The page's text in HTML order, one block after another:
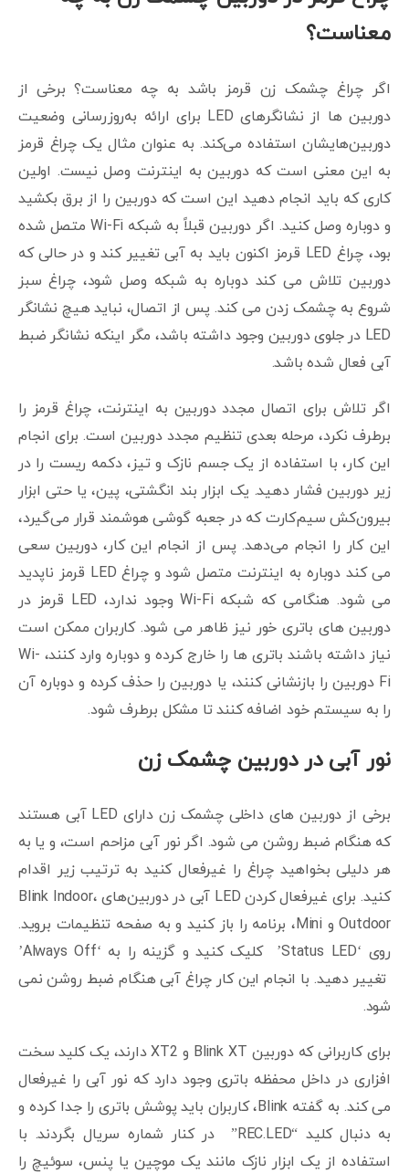
معناست؟
اگر چراغ چشمک زن قرمز باشد به چه معناست؟ برخی از
دوربین ها از نشانگرهای LED برای ارائه به‌روزرسانی وضعیت
دوربین‌هایشان استفاده می‌کند. به عنوان مثال یک چراغ قرمز
به این معنی است که دوربین به اینترنت وصل نیست. اولین
کاری که باید انجام دهید این است که دوربین را از برق بکشید
و دوباره وصل کنید. اگر دوربین قبلاً به شبکه Wi-Fi متصل شده
بود، چراغ LED قرمز اکنون باید به آبی تغییر کند و در حالی که
دوربین تلاش می کند دوباره به شبکه وصل شود، چراغ سبز
شروع به چشمک زدن می کند. پس از اتصال، نباید هیچ نشانگر
LED در جلوی دوربین وجود داشته باشد، مگر اینکه نشانگر ضبط
آبی فعال شده باشد.
اگر تلاش برای اتصال مجدد دوربین به اینترنت، چراغ قرمز را
برطرف نکرد، مرحله بعدی تنظیم مجدد دوربین است. برای انجام
این کار، با استفاده از یک جسم نازک و تیز، دکمه ریست را در
زیر دوربین فشار دهید. یک ابزار بند انگشتی، پین، یا حتی ابزار
بیرون‌کش سیم‌کارت که در جعبه گوشی هوشمند قرار می‌گیرد،
این کار را انجام می‌دهد. پس از انجام این کار، دوربین سعی
می کند دوباره به اینترنت متصل شود و چراغ LED قرمز ناپدید
می شود. هنگامی که شبکه Wi-Fi وجود ندارد، LED قرمز در
دوربین های باتری خور نیز ظاهر می شود. کاربران ممکن است
نیاز داشته باشند باتری ها را خارج کرده و دوباره وارد کنند، Wi-
Fi دوربین را بازنشانی کنند، یا دوربین را حذف کرده و دوباره آن
را به سیستم خود اضافه کنند تا مشکل برطرف شود.
نور آبی در دوربین چشمک زن
برخی از دوربین های داخلی چشمک زن دارای LED آبی هستند
که هنگام ضبط روشن می شود. اگر نور آبی مزاحم است، و یا به
هر دلیلی بخواهید چراغ را غیرفعال کنید به ترتیب زیر اقدام
کنید. برای غیرفعال کردن LED آبی در دوربین‌های Blink Indoor،
Outdoor و Mini، برنامه را باز کنید و به صفحه تنظیمات بروید.
روی ‘Status LED’ کلیک کنید و گزینه را به ‘Always Off’
تغییر دهید. با انجام این کار چراغ آبی هنگام ضبط روشن نمی
شود.
برای کاربرانی که دوربین Blink XT و XT2 دارند، یک کلید سخت
افزاری در داخل محفظه باتری وجود دارد که نور آبی را غیرفعال
می کند. به گفته Blink، کاربران باید پوشش باتری را جدا کرده و
به دنبال کلید “REC.LED” در کنار شماره سریال بگردند. با
استفاده از یک ابزار نازک مانند یک موچین یا پنس، سوئیچ را